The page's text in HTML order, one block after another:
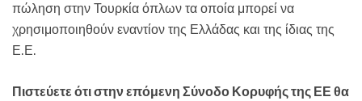
πώληση στην Τουρκία όπλων τα οποία μπορεί να
χρησιμοποιηθούν εναντίον της Ελλάδας και της ίδιας της
Ε.Ε.
Πιστεύετε ότι στην επόμενη Σύνοδο Κορυφής της ΕΕ θα